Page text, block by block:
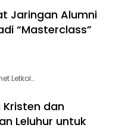
Jaringan Alumni
“Masterclass”
Letkol…
Kristen dan
Leluhur untuk